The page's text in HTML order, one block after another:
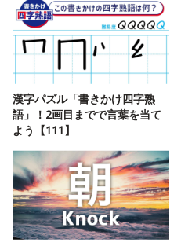
漢字パズル「書きかけ四字熟
語」！2画目までで言葉を当て
よう【111】